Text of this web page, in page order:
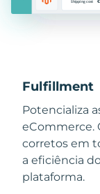
Fulfillment
Potencializa
eCommerce.
corretos em
a eficiência
plataforma.